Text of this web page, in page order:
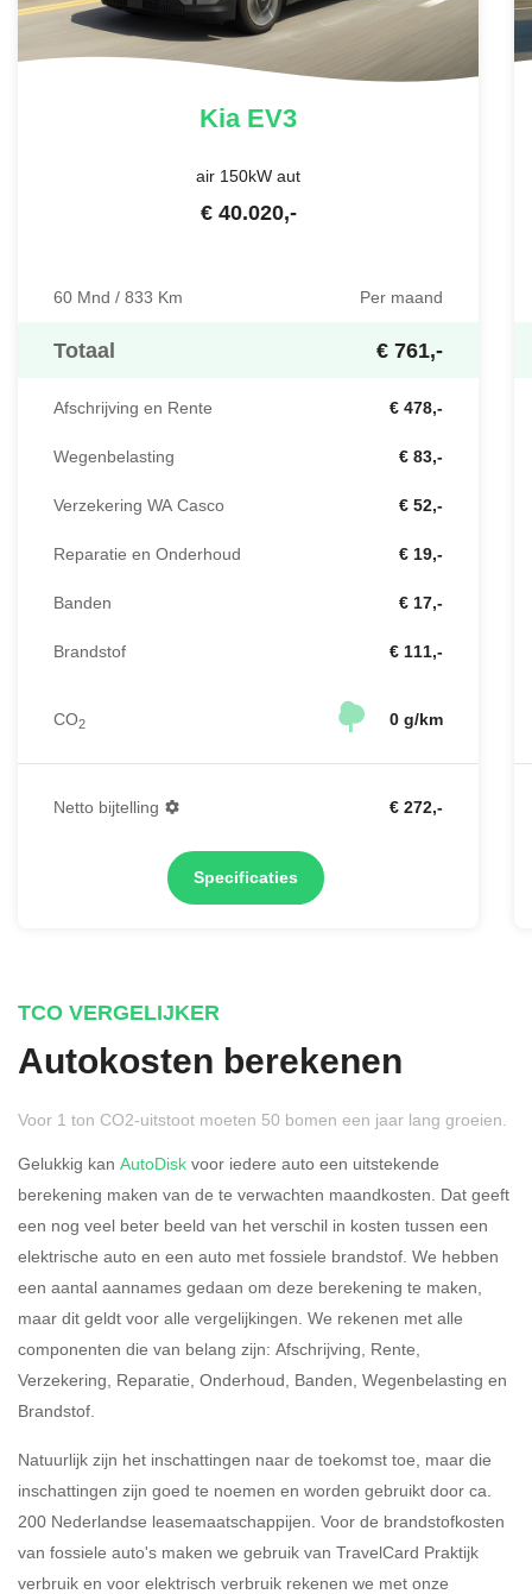
KiaEV3
air 150kW aut
€ 40.020,-
60 Mnd / 833 Km Per maand
Totaal € 761,-
Afschrijving en Rente € 478,-
Wegenbelasting € 83,-
Verzekering WA Casco € 52,-
Reparatie en Onderhoud € 19,-
Banden € 17,-
Brandstof € 111,-
CO2 0 g/km
Netto bijtelling € 272,-
Specificaties
Rijdt u meer dan 500
kilometer privé?
Ja Nee
Belastingspercentage
37,07% (Belastbaar tot €
69.399,- )
Eigen bijdrage
TCO VERGELIJKER
Autokosten berekenen
Voor 1 ton CO2-uitstoot moeten 50 bomen een jaar lang groeien.
Gelukkig kan AutoDisk voor iedere auto een uitstekende
berekening maken van de te verwachten maandkosten. Dat geeft
een nog veel beter beeld van het verschil in kosten tussen een
elektrische auto en een auto met fossiele brandstof. We hebben
een aantal aannames gedaan om deze berekening te maken,
maar dit geldt voor alle vergelijkingen. We rekenen met alle
componenten die van belang zijn: Afschrijving, Rente,
Verzekering, Reparatie, Onderhoud, Banden, Wegenbelasting en
Brandstof.
Natuurlijk zijn het inschattingen naar de toekomst toe, maar die
inschattingen zijn goed te noemen en worden gebruikt door ca.
200 Nederlandse leasemaatschappijen. Voor de brandstofkosten
van fossiele auto's maken we gebruik van TravelCard Praktijk
verbruik en voor elektrisch verbruik rekenen we met onze